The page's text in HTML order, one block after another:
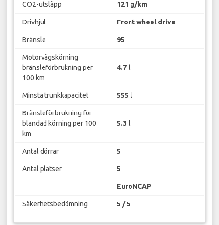
CO2-utsläpp 121 g/km
Drivhjul Front wheel drive
Bränsle 95
Motorvägskörning
bränsleförbrukning per
100 km
4.7 l
Minsta trunkkapacitet 555 l
Bränsleförbrukning för
blandad körning per 100
km
5.3 l
Antal dörrar 5
Antal platser 5
EuroNCAP
Säkerhetsbedömning 5 / 5